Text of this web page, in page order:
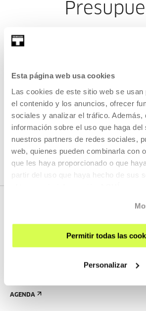
Esta página web usa cookies
Las cookies de este sitio web se usan
el contenido y los anuncios, ofrecer
sociales y analizar el tráfico. Además,
información sobre el uso que haga del
nuestros partners de redes sociales,
web, quienes pueden combinarla con
que les haya proporcionado o que
partir del uso que haya hecho de sus
Permitir todas las
Personalizar
Auditoría:
Auditoría 2023
AGENDA